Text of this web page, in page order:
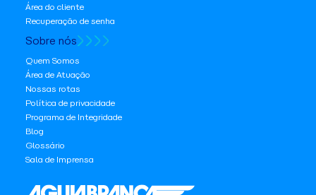
Área do cliente
Recuperação de senha
Sobre nós
Quem Somos
Área de Atuação
Nossas rotas
Política de privacidade
Programa de Integridade
Blog
Glossário
Sala de Imprensa